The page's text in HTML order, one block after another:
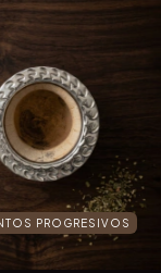
PROGRESIVOS